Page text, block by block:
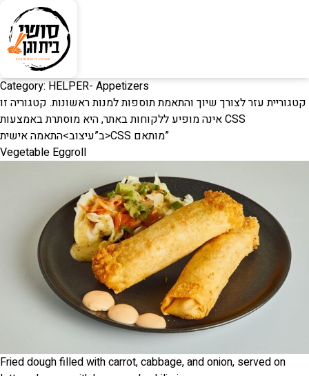
Category:HELPER- Appetizers
קטגוריית עזר לצורך שיוך והתאמת תוספות למנות ראשונות. קטגוריה זו
אינה מופיע ללקוחות באתר, היא מוסתרת באמצעות CSS
ב”עיצוב>התאמה אישית>CSS מותאם”
Vegetable Eggroll
Fried dough filled with carrot, cabbage, and onion, served on